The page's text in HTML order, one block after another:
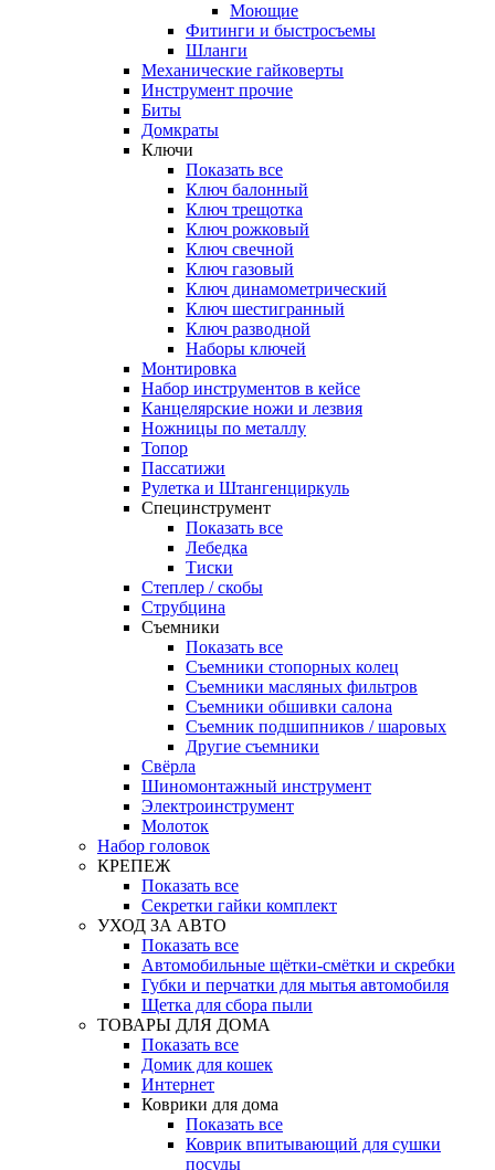
Моющие
Фитинги и быстросъемы
Шланги
Механические гайковерты
Инструмент прочиe
Биты
Домкраты
Ключи
Показать все
Ключ балонный
Ключ трещотка
Ключ рожковый
Ключ свечной
Ключ газовый
Ключ динамометрический
Ключ шестигранный
Ключ разводной
Наборы ключей
Монтировка
Набор инструментов в кейсе
Канцелярские ножи и лезвия
Ножницы по металлу
Топор
Пассатижи
Рулетка и Штангенциркуль
Специнструмент
Показать все
Лебедка
Тиски
Степлер / скобы
Струбцина
Съемники
Показать все
Съемники стопорных колец
Съемники масляных фильтров
Съемники обшивки салона
Съемник подшипников / шаровых
Другие съемники
Свёрла
Шиномонтажный инструмент
Электроинструмент
Молоток
Набор головок
КРЕПЕЖ
Показать все
Секретки гайки комплект
УХОД ЗА АВТО
Показать все
Автомобильные щётки-смётки и скребки
Губки и перчатки для мытья автомобиля
Щетка для сбора пыли
ТОВАРЫ ДЛЯ ДОМА
Показать все
Домик для кошек
Интернет
Коврики для дома
Показать все
Коврик впитывающий для сушки
посуды